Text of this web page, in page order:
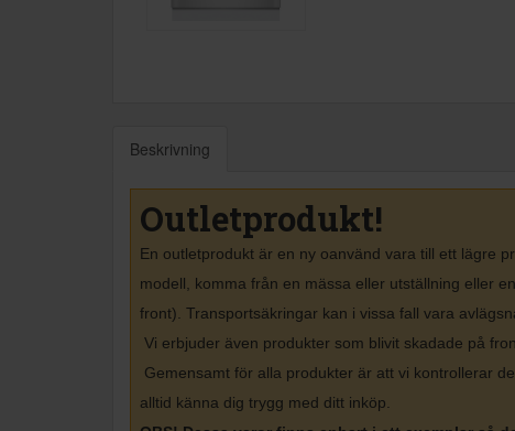
Beskrivning
Outletprodukt!
En outletprodukt är en ny oanvänd vara till ett lägre
modell, komma från en mässa eller utställning eller
front). Transportsäkringar kan i vissa fall vara
Vi erbjuder även produkter som blivit skadade på
Gemensamt för alla produkter är att vi kontrollerar
alltid känna dig trygg med ditt inköp